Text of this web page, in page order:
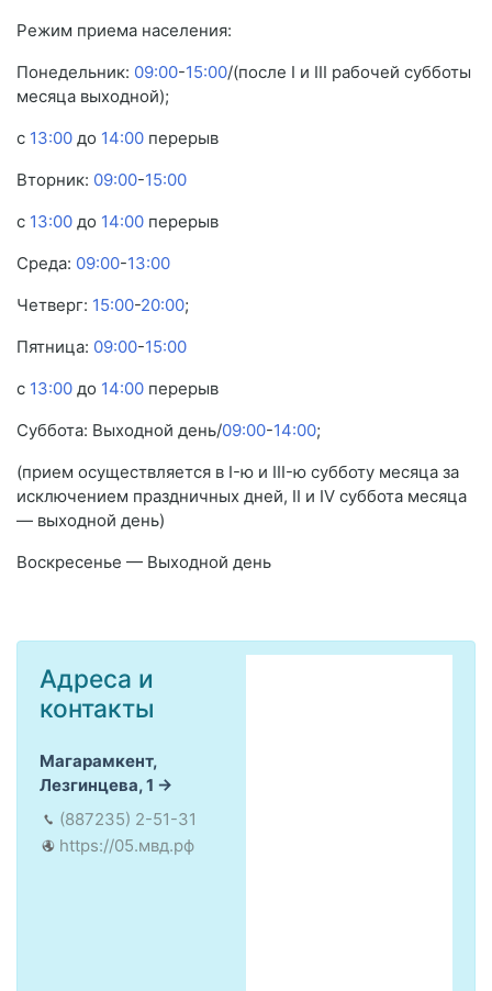
Режим приема населения:
Понедельник: 09:00-15:00/(после I и III рабочей субботы
месяца выходной);
с 13:00 до 14:00 перерыв
Вторник: 09:00-15:00
с 13:00 до 14:00 перерыв
Среда: 09:00-13:00
Четверг: 15:00-20:00;
Пятница: 09:00-15:00
с 13:00 до 14:00 перерыв
Суббота: Выходной день/09:00-14:00;
(прием осуществляется в I-ю и III-ю субботу месяца за
исключением праздничных дней, II и IV суббота месяца
— выходной день)
Воскресенье — Выходной день
Адреса и
контакты
Магарамкент,
Лезгинцева, 1
(887235) 2-51-31
https://05.мвд.рф